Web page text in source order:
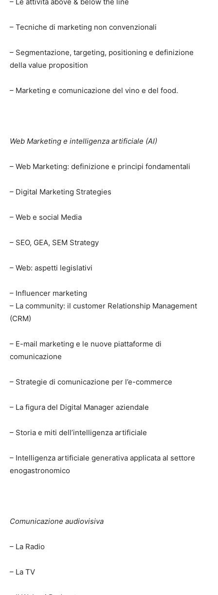
– Tecniche di marketing non convenzionali
– Segmentazione, targeting, positioning e definizione
della value proposition
– Marketing e comunicazione del vino e del food.
Web Marketing e intelligenza artificiale (AI)
– Web Marketing: definizione e principi fondamentali
– Digital Marketing Strategies
– Web e social Media
– SEO, GEA, SEM Strategy
– Web: aspetti legislativi
– Influencer marketing
– La community: il customer Relationship Management
(CRM)
– E-mail marketing e le nuove piattaforme di
comunicazione
– Strategie di comunicazione per l’e-commerce
– La figura del Digital Manager aziendale
– Storia e miti dell’intelligenza artificiale
– Intelligenza artificiale generativa applicata al settore
enogastronomico
Comunicazione audiovisiva
– La Radio
– La TV